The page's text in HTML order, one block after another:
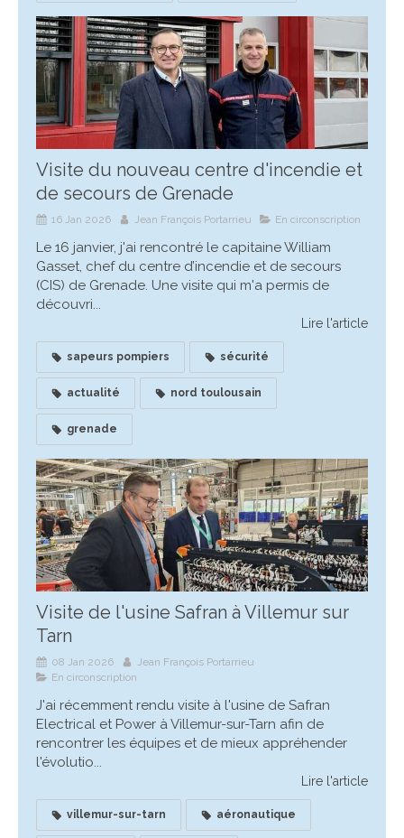
Visite du nouveau centre d'incendie et
de secours de Grenade
16 Jan 2026 Jean François Portarrieu En circonscription
Le 16 janvier, j'ai rencontré le capitaine William
Gasset, chef du centre d’incendie et de secours
(CIS) de Grenade. Une visite qui m'a permis de
découvri...
Lire l'article
sapeurs pompiers sécurité
actualité nord toulousain
grenade
Visite de l'usine Safran à Villemur sur
Tarn
08 Jan 2026
Jean François Portarrieu
En circonscription
J'ai récemment rendu visite à l'usine de Safran
Electrical et Power à Villemur-sur-Tarn afin de
rencontrer les équipes et de mieux appréhender
l'évolutio...
Lire l'article
villemur-sur-tarn aéronautique